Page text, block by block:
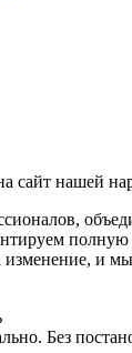
сайт нашей
и
Без